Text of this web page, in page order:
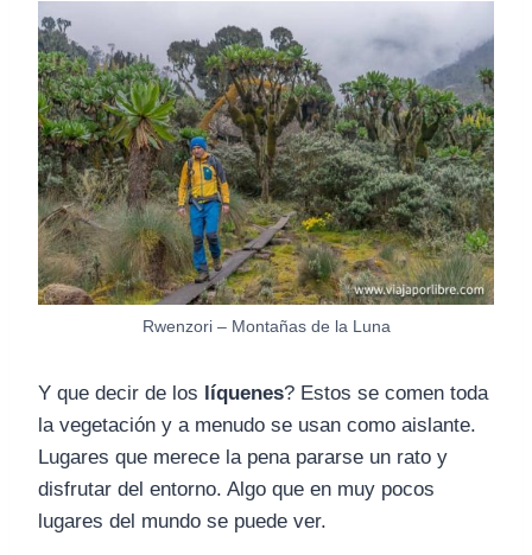
Rwenzori – Montañas de la Luna
Y que decir de los líquenes? Estos se comen toda
la vegetación y a menudo se usan como aislante.
Lugares que merece la pena pararse un rato y
disfrutar del entorno. Algo que en muy pocos
lugares del mundo se puede ver.